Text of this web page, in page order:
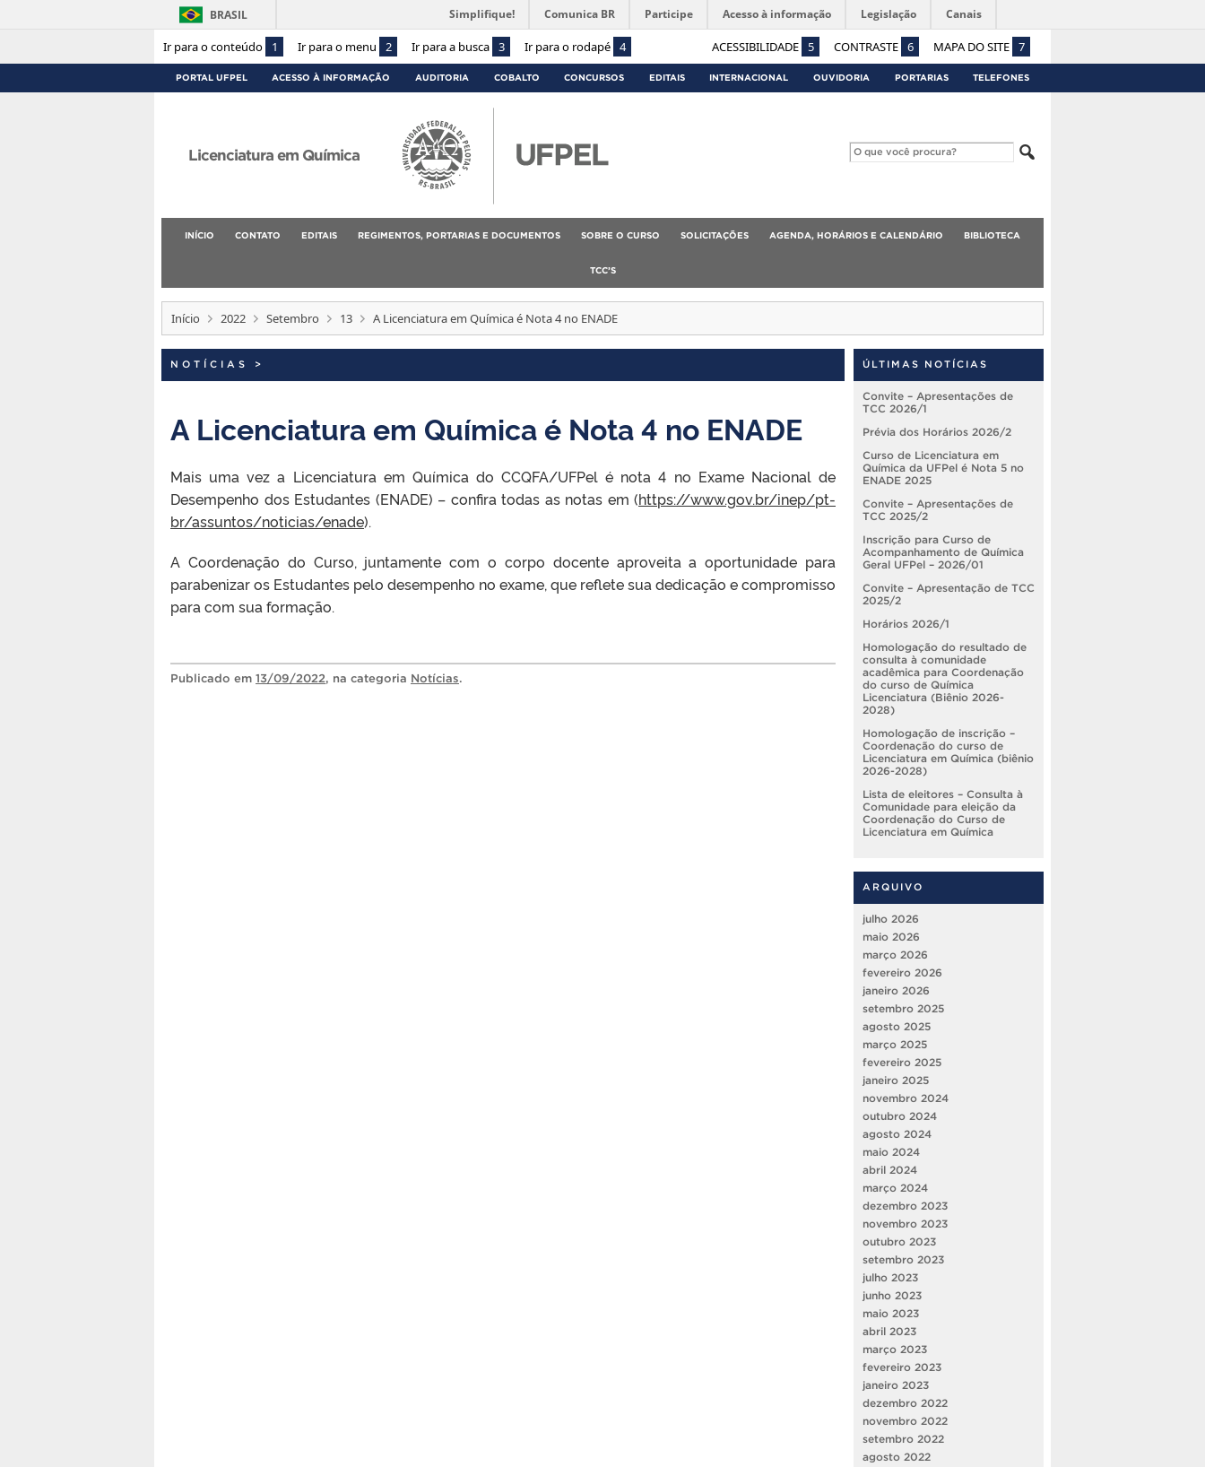
Ir para o conteúdo 1 Ir para o menu 2 Ir para a busca 3 Ir para o rodapé 4 ACESSIBILIDADE 5 CONTRASTE 6 MAPA DO SITE 7
BRASIL Simplifique! Comunica BR Participe Acesso à informação Legislação Canais
PORTAL UFPEL ACESSO À INFORMAÇÃO AUDITORIA COBALTO CONCURSOS EDITAIS INTERNACIONAL OUVIDORIA PORTARIAS TELEFONES
Licenciatura em Química
INÍCIO CONTATO EDITAIS REGIMENTOS, PORTARIAS E DOCUMENTOS SOBRE O CURSO SOLICITAÇÕES AGENDA, HORÁRIOS E CALENDÁRIO BIBLIOTECA
TCC’S
Início 2022 Setembro 13 A Licenciatura em Química é Nota 4 no ENADE
NOTÍCIAS >
A Licenciatura em Química é Nota 4 no ENADE
Mais uma vez a Licenciatura em Química do CCQFA/UFPel é nota 4 no Exame Nacional de
Desempenho dos Estudantes (ENADE) – confira todas as notas em (https://www.gov.br/inep/pt-
br/assuntos/noticias/enade).
A Coordenação do Curso, juntamente com o corpo docente aproveita a oportunidade para
parabenizar os Estudantes pelo desempenho no exame, que reflete sua dedicação e compromisso
para com sua formação.
Publicado em 13/09/2022, na categoria Notícias.
ÚLTIMAS NOTÍCIAS
Convite – Apresentações de
TCC 2026/1
Prévia dos Horários 2026/2
Curso de Licenciatura em
Química da UFPel é Nota 5 no
ENADE 2025
Convite – Apresentações de
TCC 2025/2
Inscrição para Curso de
Acompanhamento de Química
Geral UFPel – 2026/01
Convite – Apresentação de TCC
2025/2
Horários 2026/1
Homologação do resultado de
consulta à comunidade
acadêmica para Coordenação
do curso de Química
Licenciatura (Biênio 2026-
2028)
Homologação de inscrição –
Coordenação do curso de
Licenciatura em Química (biênio
2026-2028)
Lista de eleitores – Consulta à
Comunidade para eleição da
Coordenação do Curso de
Licenciatura em Química
ARQUIVO
julho 2026
maio 2026
março 2026
fevereiro 2026
janeiro 2026
setembro 2025
agosto 2025
março 2025
fevereiro 2025
janeiro 2025
novembro 2024
outubro 2024
agosto 2024
maio 2024
abril 2024
março 2024
dezembro 2023
novembro 2023
outubro 2023
setembro 2023
julho 2023
junho 2023
maio 2023
abril 2023
março 2023
fevereiro 2023
janeiro 2023
dezembro 2022
novembro 2022
setembro 2022
agosto 2022